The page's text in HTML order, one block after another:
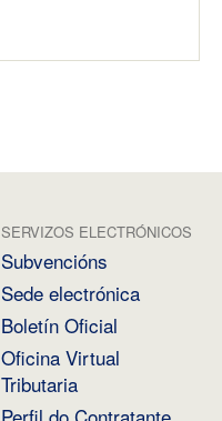
SERVIZOS ELECTRÓNICOS
Subvencións
Sede electrónica
Boletín Oficial
Oficina Virtual
Tributaria